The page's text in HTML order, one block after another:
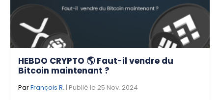
HEBDO CRYPTO 🌎 Faut-il vendre du
Bitcoin maintenant ?
ParFrançois R. | Publié le 25 Nov. 2024